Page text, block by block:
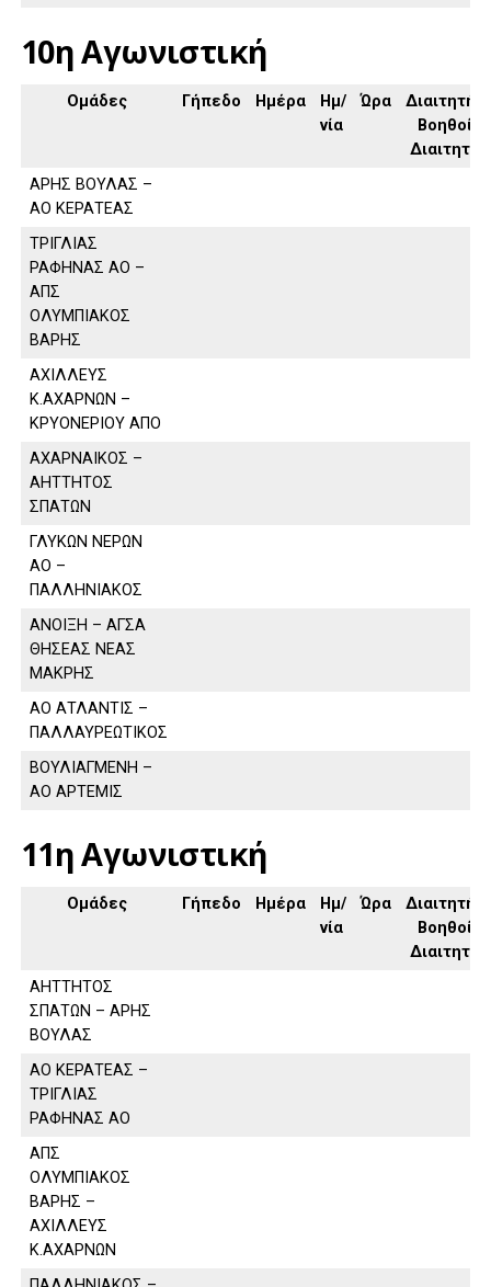
10η Αγωνιστική
Ομάδες Γήπεδο Ημέρα
Ημ/
νία
Ώρα
Διαιτητής,
Βοηθοί
Διαιτητή
ΑΡΗΣ ΒΟΥΛΑΣ –
ΑΟ ΚΕΡΑΤΕΑΣ
ΤΡΙΓΛΙΑΣ
ΡΑΦΗΝΑΣ ΑΟ –
ΑΠΣ
ΟΛΥΜΠΙΑΚΟΣ
ΒΑΡΗΣ
ΑΧΙΛΛΕΥΣ
Κ.ΑΧΑΡΝΩΝ –
ΚΡΥΟΝΕΡΙΟΥ ΑΠΟ
ΑΧΑΡΝΑΙΚΟΣ –
ΑΗΤΤΗΤΟΣ
ΣΠΑΤΩΝ
ΓΛΥΚΩΝ ΝΕΡΩΝ
ΑΟ –
ΠΑΛΛΗΝΙΑΚΟΣ
ΑΝΟΙΞΗ – ΑΓΣΑ
ΘΗΣΕΑΣ ΝΕΑΣ
ΜΑΚΡΗΣ
ΑΟ ΑΤΛΑΝΤΙΣ –
ΠΑΛΛΑΥΡΕΩΤΙΚΟΣ
ΒΟΥΛΙΑΓΜΕΝΗ –
ΑΟ ΑΡΤΕΜΙΣ
11η Αγωνιστική
Ομάδες Γήπεδο Ημέρα
Ημ/
νία
Ώρα
Διαιτητής,
Βοηθοί
Διαιτητή
ΑΗΤΤΗΤΟΣ
ΣΠΑΤΩΝ – ΑΡΗΣ
ΒΟΥΛΑΣ
ΑΟ ΚΕΡΑΤΕΑΣ –
ΤΡΙΓΛΙΑΣ
ΡΑΦΗΝΑΣ ΑΟ
ΑΠΣ
ΟΛΥΜΠΙΑΚΟΣ
ΒΑΡΗΣ –
ΑΧΙΛΛΕΥΣ
Κ.ΑΧΑΡΝΩΝ